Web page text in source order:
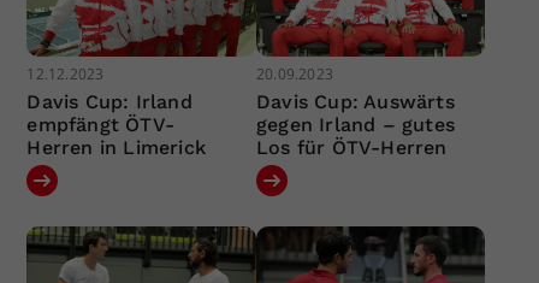
12.12.2023
Davis Cup: Irland
empfängt ÖTV-
Herren in Limerick
20.09.2023
Davis Cup: Auswärts
gegen Irland – gutes
Los für ÖTV-Herren